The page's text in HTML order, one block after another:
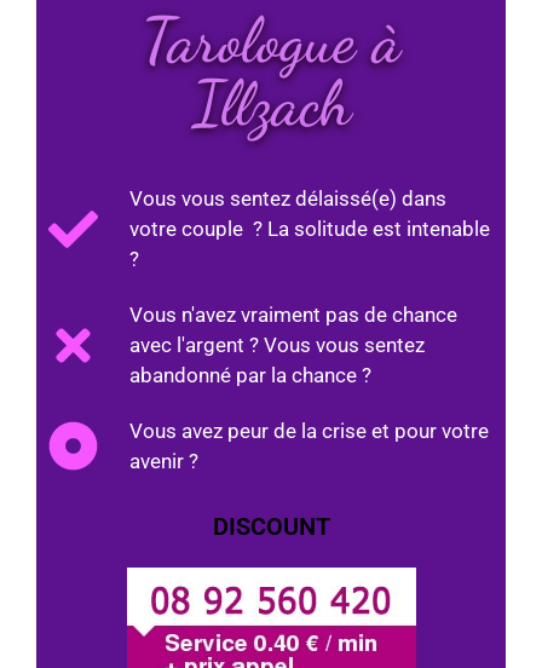
Tarologue à
Illzach
Vous vous sentez délaissé(e) dans
votre couple ? La solitude est intenable
?
Vous n'avez vraiment pas de chance
avec l'argent ? Vous vous sentez
abandonné par la chance ?
Vous avez peur de la crise et pour votre
avenir ?
DISCOUNT